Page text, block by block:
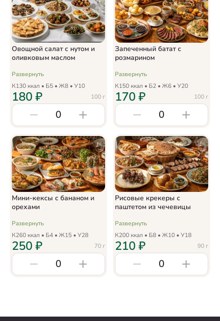
Овощной салат с нутом и
оливковым маслом
Развернуть
К130 ккал • Б5 • Ж8 • У10
100 г
180₽
0
Запеченный батат с
розмарином
Развернуть
К150 ккал • Б2 • Ж6 • У20
100 г
170₽
0
Мини-кексы с бананом и
орехами
Развернуть
К260 ккал • Б4 • Ж15 • У28
70 г
250₽
0
Рисовые крекеры с
паштетом из чечевицы
Развернуть
К200 ккал • Б8 • Ж10 • У18
90 г
210₽
0